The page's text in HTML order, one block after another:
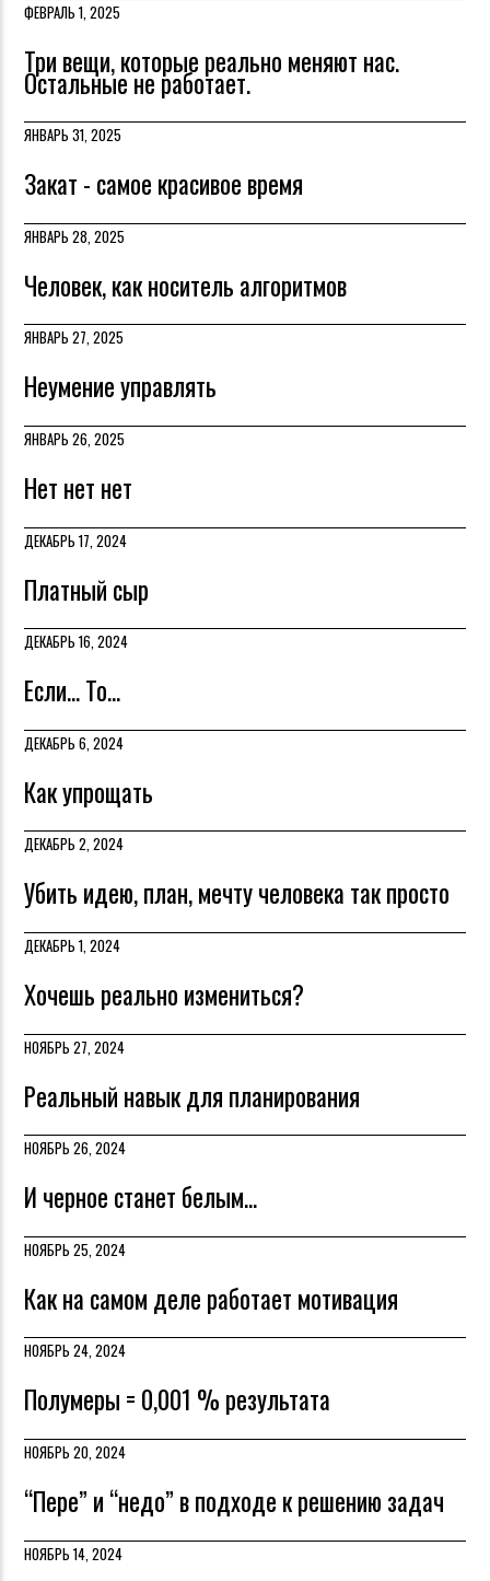
ФЕВРАЛЬ 1, 2025
Три вещи, которые реально меняют нас.
Остальные не работает.
ЯНВАРЬ 31, 2025
Закат - самое красивое время
ЯНВАРЬ 28, 2025
Человек, как носитель алгоритмов
ЯНВАРЬ 27, 2025
Неумение управлять
ЯНВАРЬ 26, 2025
Нет нет нет
ДЕКАБРЬ 17, 2024
Платный сыр
ДЕКАБРЬ 16, 2024
Если... То...
ДЕКАБРЬ 6, 2024
Как упрощать
ДЕКАБРЬ 2, 2024
Убить идею, план, мечту человека так просто
ДЕКАБРЬ 1, 2024
Хочешь реально измениться?
НОЯБРЬ 27, 2024
Реальный навык для планирования
НОЯБРЬ 26, 2024
И черное станет белым...
НОЯБРЬ 25, 2024
Как на самом деле работает мотивация
НОЯБРЬ 24, 2024
Полумеры = 0,001 % результата
НОЯБРЬ 20, 2024
“Пере” и “недо” в подходе к решению задач
НОЯБРЬ 14, 2024